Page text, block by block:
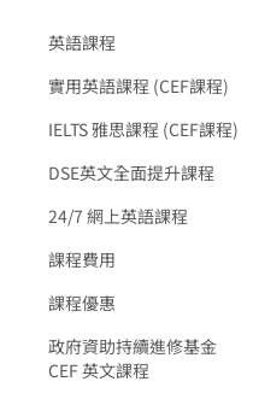
英語課程
實用英語課程 (CEF課程)
IELTS 雅思課程 (CEF課程)
DSE英文全面提升課程
24/7 網上英語課程
課程費用
課程優惠
政府資助持續進修基金
CEF 英文課程